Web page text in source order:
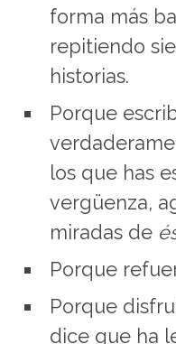
forma más
repitiendo
historias.
Porque
los que has
vergüenza,
miradas de
Porque
Porque
dice que ha